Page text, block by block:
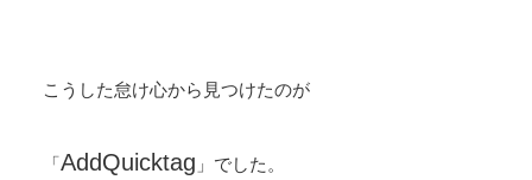
こうした怠け心から見つけたのが
「AddQuicktag 」 でした。